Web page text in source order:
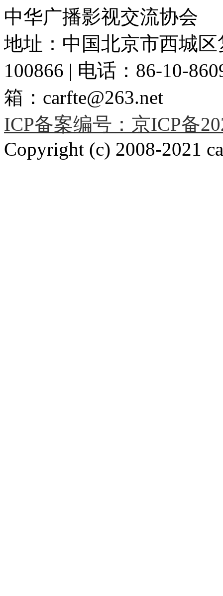
中华广播影视交流协会
地址：中国北京市西城
100866 | 电话：86-10-
箱：carfte@263.net
ICP备案编号：京ICP备
Copyright (c) 2008-2021